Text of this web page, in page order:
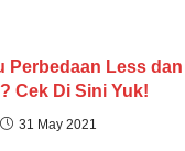
Perbedaan Less dan
Cek Di Sini Yuk!
31 May 2021